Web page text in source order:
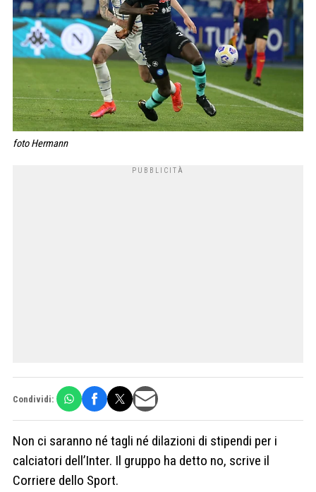
foto Hermann
Condividi:
Non ci saranno né tagli né dilazioni di stipendi per i
calciatori dell’Inter. Il gruppo ha detto no, scrive il
Corriere dello Sport.